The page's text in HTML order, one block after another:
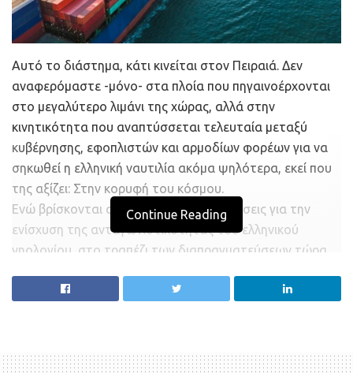
Αυτό το διάστημα, κάτι κινείται στον Πειραιά. Δεν
αναφερόμαστε -μόνο- στα πλοία που πηγαινοέρχονται
στο μεγαλύτερο λιμάνι της χώρας, αλλά στην
κινητικότητα που αναπτύσσεται τελευταία μεταξύ
κυβέρνησης, εφοπλιστών και αρμοδίων φορέων για να
σηκωθεί η ελληνική ναυτιλία ακόμα ψηλότερα, εκεί που
της αξίζει: Στην κορυφή του κόσμου.
Ενώ βρίσκονται σε εξέλιξη οι διαβουλεύσεις για την
ενίσχυση της ανταγωνιστικότητας του ελληνικού
νηολογίου, στο τραπέζι των διαπραγματεύσεων τώρα
cluster. Σκοπός της λειτουργίας κλαδικών clusterείναι η
οποία από μόνες τους δεν θα ήταν δυνατό να
Continue Reading